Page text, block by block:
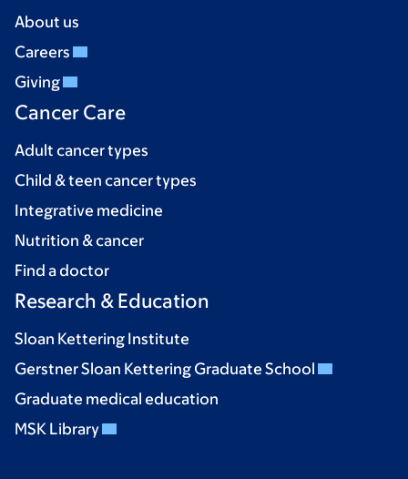
About us
Careers
Giving
Cancer Care
Adult cancer types
Child & teen cancer types
Integrative medicine
Nutrition & cancer
Find a doctor
Research & Education
Sloan Kettering Institute
Gerstner Sloan Kettering Graduate School
Graduate medical education
MSK Library